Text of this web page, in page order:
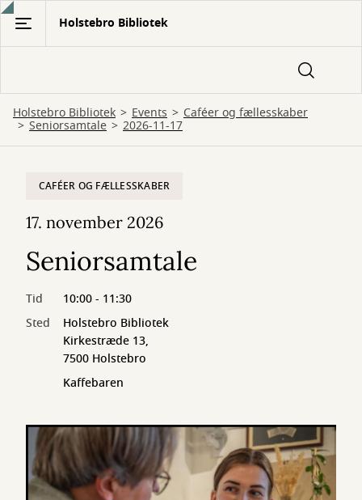
Gå
hovedindhold
Holstebro Bibliotek
Holstebro Bibliotek Events Caféer og fællesskaber
Seniorsamtale 2026-11-17
CAFÉER OG FÆLLESSKABER
17. november 2026
Seniorsamtale
Tid
10:00 - 11:30
Sted
Holstebro Bibliotek
Kirkestræde 13,
7500 Holstebro
Kaffebaren